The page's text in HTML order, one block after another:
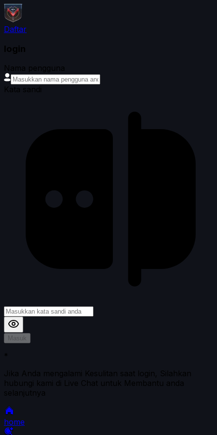
Daftar
login
Nama pengguna
Kata sandi
Masuk
*
Jika Anda mengalami Kesulitan saat login, Silahkan
hubungi kami di Live Chat untuk Membantu anda
selanjutnya
home